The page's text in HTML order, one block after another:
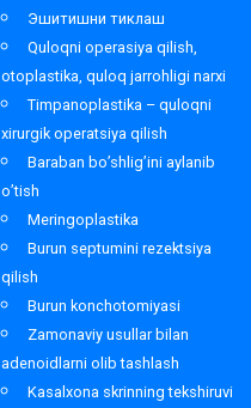
Эшитишни тиклаш
Quloqni operasiya qilish,
otoplastika, quloq jarrohligi narxi
Timpanoplastika – quloqni
xirurgik operatsiya qilish
Baraban bo’shlig’ini aylanib
o’tish
Meringoplastika
Burun septumini rezektsiya
qilish
Burun konchotomiyasi
Zamonaviy usullar bilan
adenoidlarni olib tashlash
Kasalxona skrinning tekshiruvi